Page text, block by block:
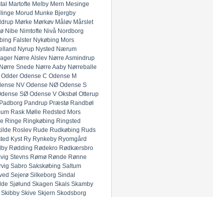
Martofte Melby Mern Mesinge
Morud Munke Bjergby
Mørke Mørkøv Måløv Mårslet
Nibe Nimtofte Nivå Nordborg
Falster Nykøbing Mors
Nyrup Nysted Nærum
Nørre Alslev Nørre Asmindrup
Nørre Snede Nørre Aaby Nørreballe
Odder Odense C Odense M
NV Odense NØ Odense S
SØ Odense V Oksbøl Otterup
Padborg Pandrup Præstø Randbøl
Rask Mølle Redsted Mors
Ringe Ringkøbing Ringsted
Roslev Rude Rudkøbing Ruds
Kyst Ry Rynkeby Ryomgård
Rødding Rødekro Rødkærsbro
Stevns Rømø Rønde Rønne
Sabro Sakskøbing Saltum
Sejerø Silkeborg Sindal
Sjølund Skagen Skals Skamby
Skibby Skive Skjern Skodsborg